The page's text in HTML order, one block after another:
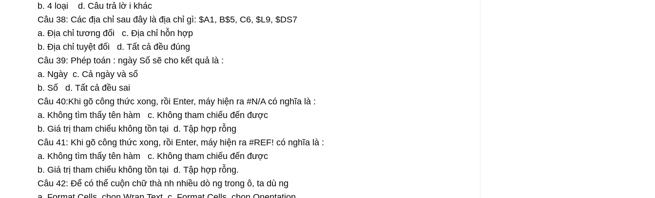
b. 4 loại d. Câu trả lờ i khác
Câu 38: Các địa chỉ sau đây là địa chỉ gì: $A1, B$5, C6, $L9, $DS7
a. Địa chỉ tương đối c. Địa chỉ hỗn hợp
b. Địa chỉ tuyệt đối d. Tất cả đều đúng
Câu 39: Phép toán : ngày Số sẽ cho kết quả là :
a. Ngày c. Cả ngày và số
b. Số d. Tất cả đều sai
Câu 40:Khi gõ công thức xong, rồi Enter, máy hiện ra #N/A có nghĩa là :
a. Không tìm thấy tên hàm c. Không tham chiếu đến được
b. Giá trị tham chiếu không tồn tại d. Tập hợp rỗng
Câu 41: Khi gõ công thức xong, rồi Enter, máy hiện ra #REF! có nghĩa là :
a. Không tìm thấy tên hàm c. Không tham chiếu đến được
b. Giá trị tham chiếu không tồn tại d. Tập hợp rỗng.
Câu 42: Để có thể cuộn chữ thà nh nhiều dò ng trong ô, ta dù ng